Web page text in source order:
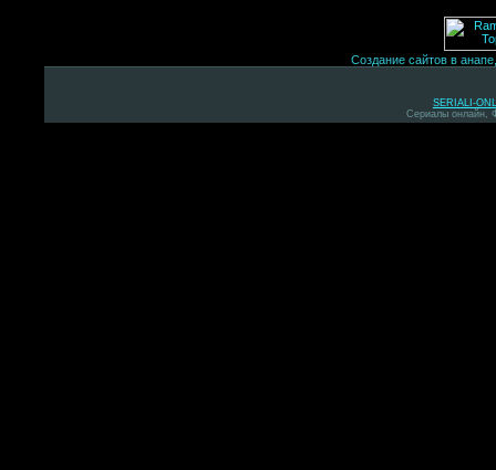
Создание сайтов в
SERIALI-
Сериалы онлайн,